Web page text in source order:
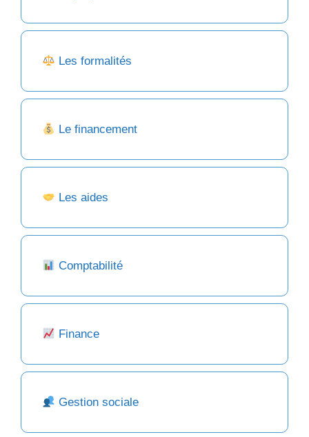
Les formalités
Le financement
Les aides
Comptabilité
Finance
Gestion sociale